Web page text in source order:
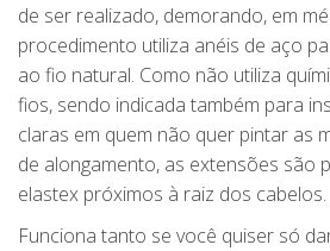
de ser realizado, demorando, em
procedimento utiliza anéis de aço
ao fio natural. Como não utiliza
fios, sendo indicada também para
claras em quem não quer pintar as
de alongamento, as extensões são
elastex próximos à raiz dos cabelos.
Funciona tanto se você quiser só